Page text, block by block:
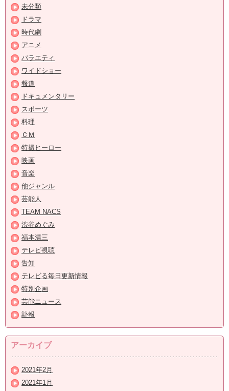
未分類
ドラマ
時代劇
アニメ
バラエティ
ワイドショー
報道
ドキュメンタリー
スポーツ
料理
ＣＭ
特撮ヒーロー
映画
音楽
他ジャンル
芸能人
TEAM NACS
渋谷めぐみ
福本清三
テレビ視聴
告知
テレビる毎日更新情報
特別企画
芸能ニュース
訃報
アーカイブ
2021年2月
2021年1月